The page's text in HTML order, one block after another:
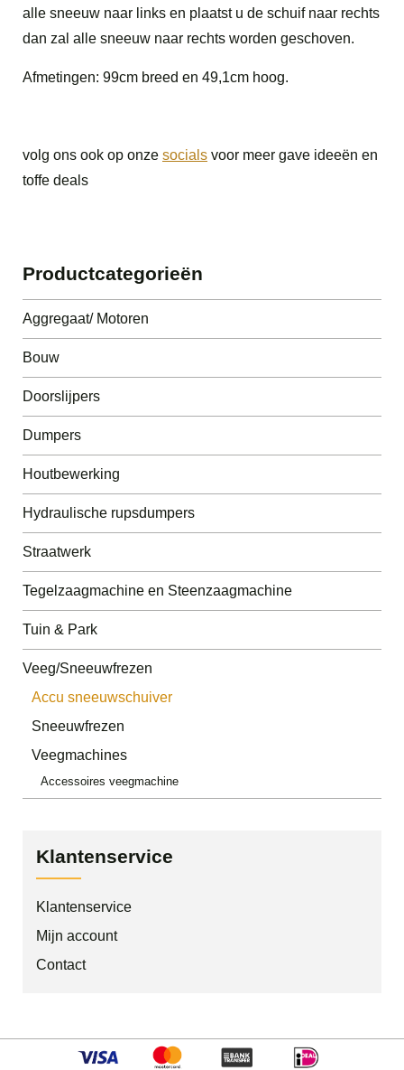
alle sneeuw naar links en plaatst u de schuif naar rechts
dan zal alle sneeuw naar rechts worden geschoven.
Afmetingen: 99cm breed en 49,1cm hoog.
volg ons ook op onze socials voor meer gave ideeën en
toffe deals
Productcategorieën
Aggregaat/ Motoren
Bouw
Doorslijpers
Dumpers
Houtbewerking
Hydraulische rupsdumpers
Straatwerk
Tegelzaagmachine en Steenzaagmachine
Tuin & Park
Veeg/Sneeuwfrezen
Accu sneeuwschuiver
Sneeuwfrezen
Veegmachines
Accessoires veegmachine
Klantenservice
Klantenservice
Mijn account
Contact